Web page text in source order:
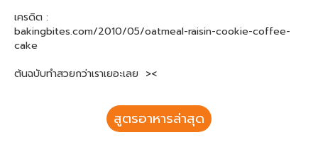
เครดิต :
bakingbites.com/2010/05/oatmeal-raisin-cookie-coffee-
cake
ต้นฉบับทำสวยกว่าเราเยอะเลย ><
สูตรอาหารล่าสุด